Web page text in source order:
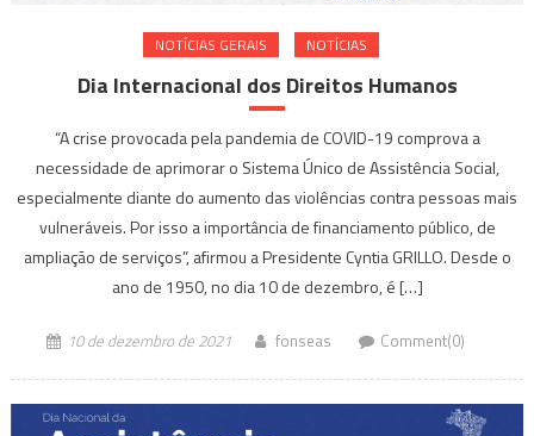
NOTÍ­CIAS GERAIS NOTÍCIAS
Dia Internacional dos Direitos Humanos
“A crise provocada pela pandemia de COVID-19 comprova a
necessidade de aprimorar o Sistema Único de Assistência Social,
especialmente diante do aumento das violências contra pessoas mais
vulneráveis. Por isso a importância de financiamento público, de
ampliação de serviços”, afirmou a Presidente Cyntia GRILLO. Desde o
ano de 1950, no dia 10 de dezembro, é […]
10 de dezembro de 2021 fonseas Comment(0)